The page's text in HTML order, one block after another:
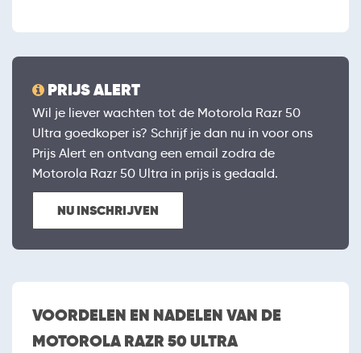
PRIJS ALERT
Wil je liever wachten tot de Motorola Razr 50
Ultra goedkoper is? Schrijf je dan nu in voor ons
Prijs Alert en ontvang een email zodra de
Motorola Razr 50 Ultra in prijs is gedaald.
NU INSCHRIJVEN
VOORDELEN EN NADELEN VAN DE
MOTOROLA RAZR 50 ULTRA